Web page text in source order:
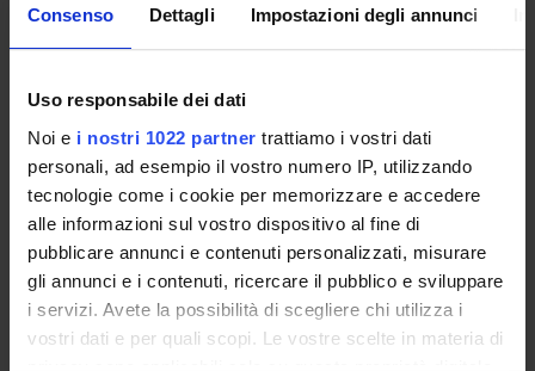
Consenso Dettagli Impostazioni degli annunci
Uso responsabile dei dati
Noi e i nostri 1022 partner trattiamo i vostri dati
personali, ad esempio il vostro numero IP, utilizzando
tecnologie come i cookie per memorizzare e accedere
alle informazioni sul vostro dispositivo al fine di
pubblicare annunci e contenuti personalizzati, misurare
gli annunci e i contenuti, ricercare il pubblico e sviluppare
i servizi. Avete la possibilità di scegliere chi utilizza i
vostri dati e per quali scopi. Le vostre scelte in materia di
privacy sono applicabili solo su questa proprietà digitale
OFFERTA FORMATIVA
SUPERIORE
Contatti
Persone
Luoghi
Calendario